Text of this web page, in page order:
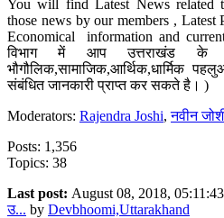
You will find Latest News related
those news by our members , Latest
Economical information and
विभाग में आप उत्तराखंड के
भौगौलिक,सामाजिक,आर्थिक,धार्मिक
संबंधित जानकारी प्राप्त कर सकते है। )
Moderators: Rajendra Joshi,नवीन
Posts: 1,356
Topics: 38
Last post: August 08, 2018,
उ... by Devbhoomi,Uttarakhand